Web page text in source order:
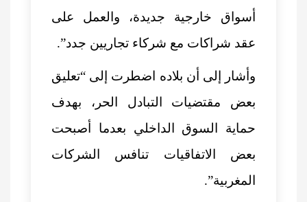
أسواق خارجية جديدة، والعمل على
عقد شراكات مع شركاء تجاريين جدد”.
وأشار إلى أن بلاده اضطرت إلى “تعليق
بعض مقتضيات التبادل الحر، بهدف
حماية السوق الداخلي بعدما أصبحت
بعض الاتفاقيات تنافس الشركات
المغربية”.